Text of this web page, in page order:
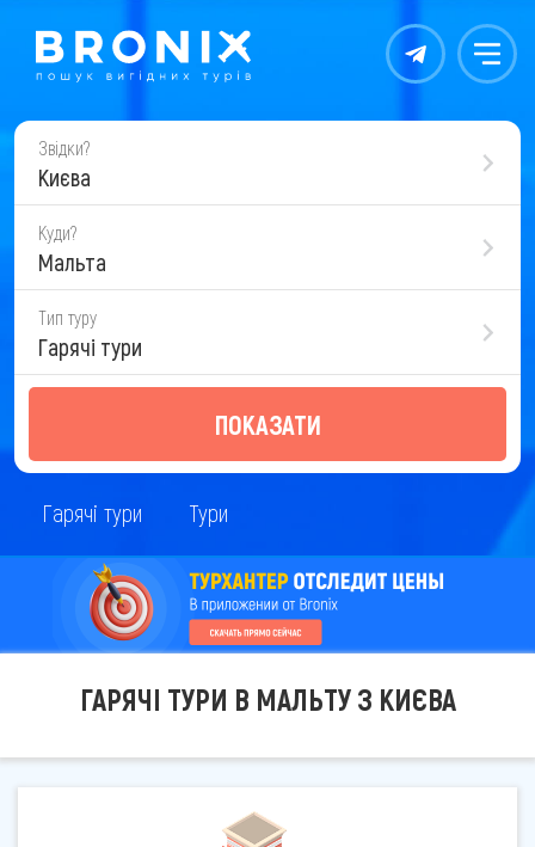
Контакты Меню
Звідки?
Києва
Куди?
Мальта
Тип туру
Гарячі тури
ПОКАЗАТИ
Гарячі тури Тури
ГАРЯЧІ ТУРИ В МАЛЬТУ З КИЄВА